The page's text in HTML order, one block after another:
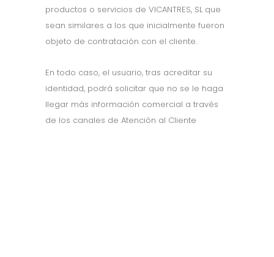
productos o servicios de VICANTRES, SL que
sean similares a los que inicialmente fueron
objeto de contratación con el cliente.
En todo caso, el usuario, tras acreditar su
identidad, podrá solicitar que no se le haga
llegar más información comercial a través
de los canales de Atención al Cliente